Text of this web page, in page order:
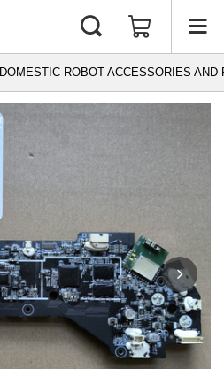
DOMESTIC ROBOT ACCESSORIES AND